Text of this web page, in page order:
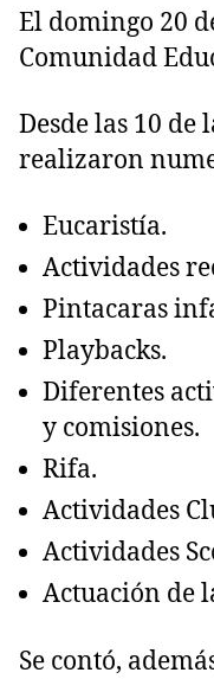
El domingo 20
Comunidad
Desde las 10 de
realizaron
Eucaristía.
Actividades
Pintacaras
Playbacks.
Diferentes
y comisiones.
Rifa.
Actividades
Actividades
Actuación de
Se contó,